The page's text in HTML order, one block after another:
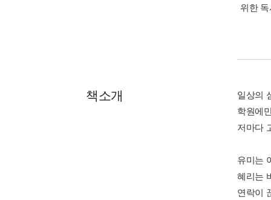
위한
책소개
일상의
학원에
저마다
유미는
혜리는
연락이